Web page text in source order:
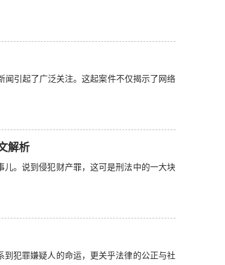
闻引起了广泛关注。这起案件不仅揭示了网络
解析
。说到侵犯财产罪，这可是刑法中的一大块
犯罪嫌疑人的命运，更关乎法律的公正与社